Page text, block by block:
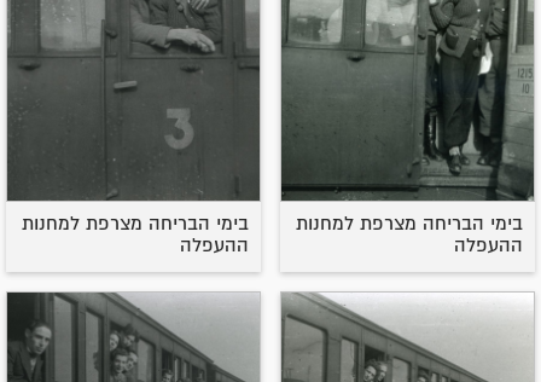
בימי הבריחה מצרפת למחנות
ההעפלה
בימי הבריחה מצרפת למחנות
ההעפלה